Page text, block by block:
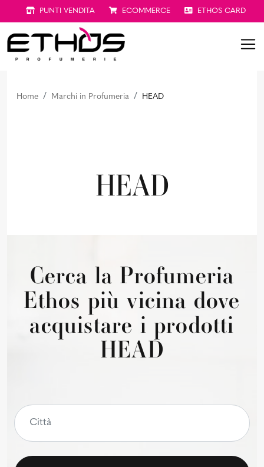
PUNTI VENDITA ECOMMERCE ETHOS CARD
Home Marchi in Profumeria HEAD
HEAD
Cerca la Profumeria
Ethos più vicina dove
acquistare i prodotti
HEAD